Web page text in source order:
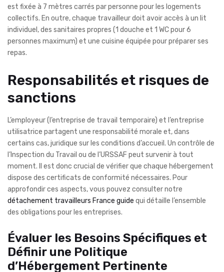
est fixée à 7 mètres carrés par personne pour les logements
collectifs. En outre, chaque travailleur doit avoir accès à un lit
individuel, des sanitaires propres (1 douche et 1 WC pour 6
personnes maximum) et une cuisine équipée pour préparer ses
repas.
Responsabilités et risques de
sanctions
L’employeur (l’entreprise de travail temporaire) et l’entreprise
utilisatrice partagent une responsabilité morale et, dans
certains cas, juridique sur les conditions d’accueil. Un contrôle de
l’Inspection du Travail ou de l’URSSAF peut survenir à tout
moment. Il est donc crucial de vérifier que chaque hébergement
dispose des certificats de conformité nécessaires. Pour
approfondir ces aspects, vous pouvez consulter notre
détachement travailleurs France guide qui détaille l’ensemble
des obligations pour les entreprises.
Évaluer les Besoins Spécifiques et
Définir une Politique
d’Hébergement Pertinente